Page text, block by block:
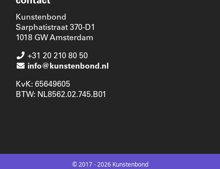
Kunstenbond
Sarphatistraat 370-D1
1018 GW Amsterdam
+31 20 210 80 50
info@kunstenbond.nl
KvK: 65649605
BTW: NL8562.02.745.B01
© 2017 - 2026 Kunstenbond